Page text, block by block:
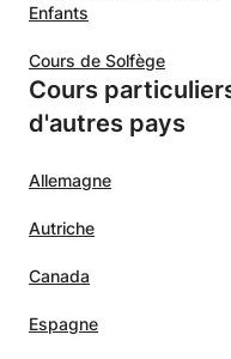
Enfants
Cours de Solfège
Cours
d'autres pays
Allemagne
Autriche
Canada
Espagne